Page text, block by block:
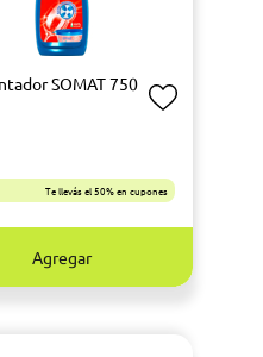
SOMAT 750
Te llevás el 50% en cupones
Agregar